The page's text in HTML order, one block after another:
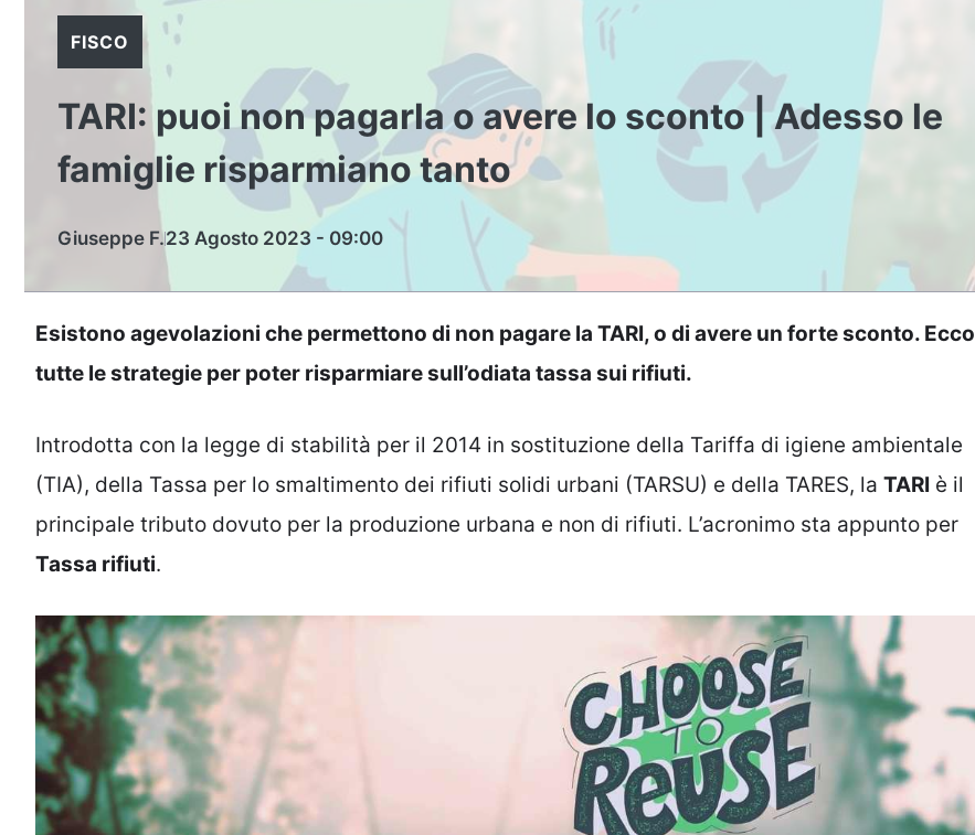
FISCO
TARI: puoi non pagarla o avere lo sconto | Adesso le
famiglie risparmiano tanto
Giuseppe F.23 Agosto 2023 - 09:00
Esistono agevolazioni che permettono di non pagare la TARI, o di avere un forte sconto. Ecco
tutte le strategie per poter risparmiare sull’odiata tassa sui rifiuti.
Introdotta con la legge di stabilità per il 2014 in sostituzione della Tariffa di igiene ambientale
(TIA), della Tassa per lo smaltimento dei rifiuti solidi urbani (TARSU) e della TARES, la TARI è il
principale tributo dovuto per la produzione urbana e non di rifiuti. L’acronimo sta appunto per
Tassa rifiuti.